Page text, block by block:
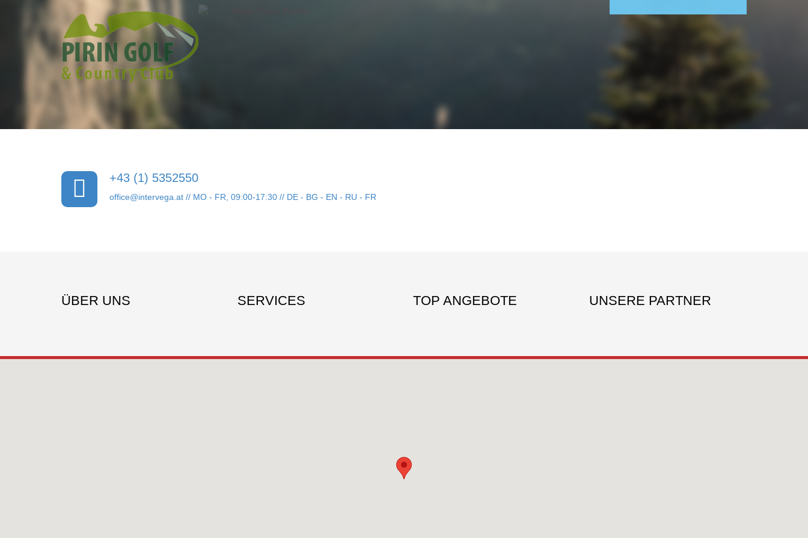
+43 (1) 5352550
office@intervega.at // MO - FR, 09:00-17:30 // DE - BG - EN - RU - FR
ÜBER UNS SERVICES TOP ANGEBOTE UNSERE PARTNER